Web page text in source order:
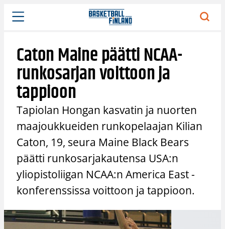
Siirry
sisältöön
Caton Maine päätti NCAA-
runkosarjan voittoon ja
tappioon
Tapiolan Hongan kasvatin ja nuorten
maajoukkueiden runkopelaajan Kilian
Caton, 19, seura Maine Black Bears
päätti runkosarjakautensa USA:n
yliopistoliigan NCAA:n America East -
konferenssissa voittoon ja tappioon.